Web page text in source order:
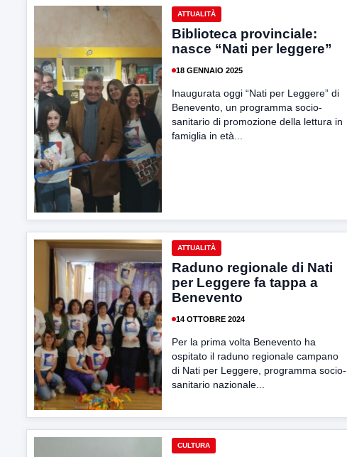
ATTUALITÀ
Biblioteca provinciale:
nasce “Nati per leggere”
18 GENNAIO 2025
Inaugurata oggi “Nati per Leggere” di
Benevento, un programma socio-
sanitario di promozione della lettura in
famiglia in età...
ATTUALITÀ
Raduno regionale di Nati
per Leggere fa tappa a
Benevento
14 OTTOBRE 2024
Per la prima volta Benevento ha
ospitato il raduno regionale campano
di Nati per Leggere, programma socio-
sanitario nazionale...
CULTURA